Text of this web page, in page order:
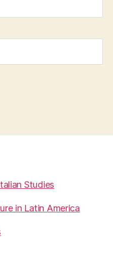
Studies
in Latin America